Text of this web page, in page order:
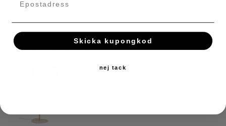
Mått: 160 cm, skärm Ø 40 cm
PERFECT PARTNERS
Skicka kupongkod
nej tack